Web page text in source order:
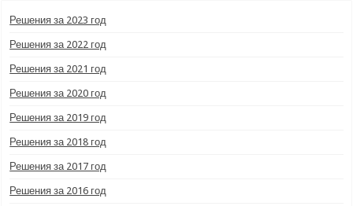
Решения за 2023 год
Решения за 2022 год
Решения за 2021 год
Решения за 2020 год
Решения за 2019 год
Решения за 2018 год
Решения за 2017 год
Решения за 2016 год